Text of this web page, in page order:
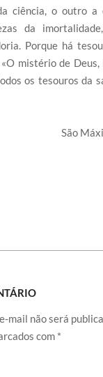
ciência, o outro a
da
Porque há
mistério de
os tesouros da
São
mail não será
com *